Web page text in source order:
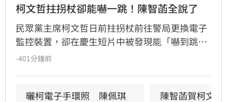
柯文哲拄拐杖卻能嚇一跳！陳智菡全說了
民眾黨主席柯文哲日前拄拐杖前往警局更換電子
監控裝置，卻在慶生短片中被發現能「嚇到跳起
來」，引發外界質疑。民眾黨團主任陳智菡強
示慶生當下的反應僅是直覺動作，網友的酸言酸
-401分鐘前
曬柯電子手環照　陳佩琪
陳智菡賀柯文